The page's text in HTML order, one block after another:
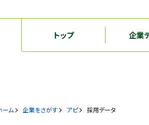
トップ 企業
ーム 企業をさがす アピ 採用データ